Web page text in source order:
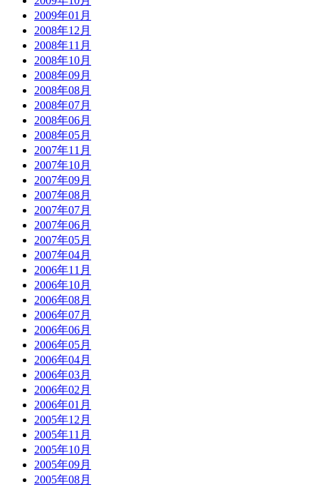
2009年01月
2008年12月
2008年11月
2008年10月
2008年09月
2008年08月
2008年07月
2008年06月
2008年05月
2007年11月
2007年10月
2007年09月
2007年08月
2007年07月
2007年06月
2007年05月
2007年04月
2006年11月
2006年10月
2006年08月
2006年07月
2006年06月
2006年05月
2006年04月
2006年03月
2006年02月
2006年01月
2005年12月
2005年11月
2005年10月
2005年09月
2005年08月